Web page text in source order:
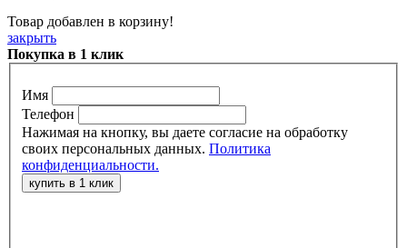
Товар добавлен в корзину!
закрыть
Покупка в 1 клик
Имя
Телефон
Нажимая на кнопку, вы даете согласие на обработку
своих персональных данных. Политика
конфиденциальности.